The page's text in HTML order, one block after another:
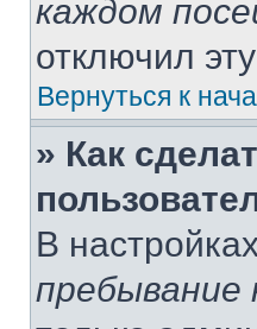
каждом
отключил
Вернуться к
» Как
В
пребывание